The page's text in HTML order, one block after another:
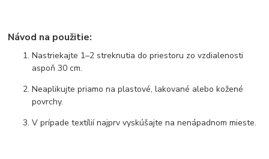
Návod na použitie:
Nastriekajte 1–2 streknutia do priestoru zo vzdialenosti
aspoň 30 cm.
Neaplikujte priamo na plastové, lakované alebo kožené
povrchy.
V prípade textílií najprv vyskúšajte na nenápadnom mieste.